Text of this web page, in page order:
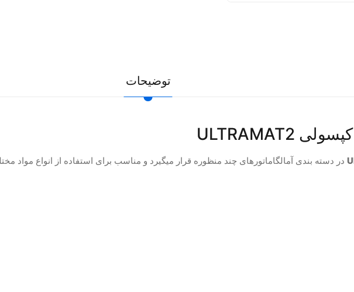
توضیحات
کپسولی ULTRAMAT2
در دسته بندی آمالگاماتورهای چند منظوره قرار میگیرد و مناسب برای استفاده از انواع مواد